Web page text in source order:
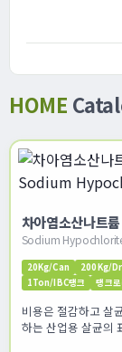
HOME
차아염소산나트
Sodium
20Kg/Can
200Kg/
1Ton/IBC탱크
탱크
비용은 절감하고 살
하는 산업용 살균의